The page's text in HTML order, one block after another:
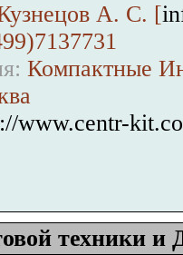
А. С. [
Компактные
www.centr-
техники и